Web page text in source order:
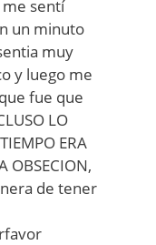
me sentí
un minuto
muy
y luego me
fue que
LO
ERA
OBSECION,
de tener